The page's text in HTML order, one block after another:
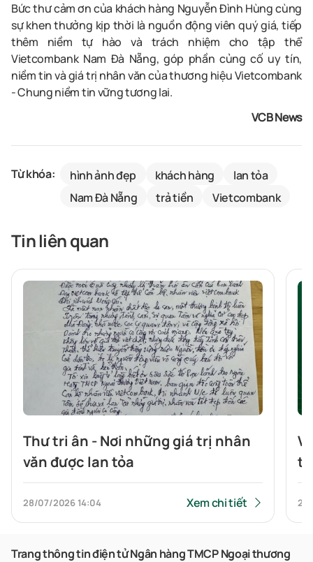
Bức thư cảm ơn của khách hàng Nguyễn Đình Hùng cùng
sựkhen thưởng kịp thời là nguồn động viên quý giá, tiếp
thêm niềm tự hào và trách nhiệm cho tập thể
Vietcombank Nam Đà Nẵng, góp phần củng cố uy tín,
niềm tin và giá trị nhân văn của thương hiệu Vietcombank
- Chung niềm tin vững tương lai.
VCB News
Từ khóa: hình ảnh đẹp khách hàng
lan tỏa
Nam Đà Nẵng
trả tiền Vietcombank
Tin liên quan
Thư tri ân - Nơi những giá trị nhân
văn được lan tỏa
28/07/2026 14:04 Xem chi tiết
Trang thông tin điện tử Ngân hàng TMCP Ngoại thương